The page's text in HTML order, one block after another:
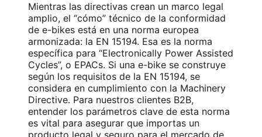
Mientras las directivas crean un marco legal
amplio, el “cómo” técnico de la conformidad
de e-bikes está en una norma europea
armonizada: la EN 15194. Esa es la norma
específica para “Electronically Power Assisted
Cycles”, o EPACs. Si una e-bike se construye
según los requisitos de la EN 15194, se
considera en cumplimiento con la Machinery
Directive. Para nuestros clientes B2B,
entender los parámetros clave de esta norma
es vital para asegurar que importas un